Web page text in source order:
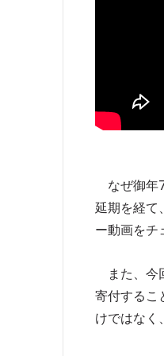
なぜ御年
延期を経て
ー動画をチ
また、今
寄付するこ
けではなく